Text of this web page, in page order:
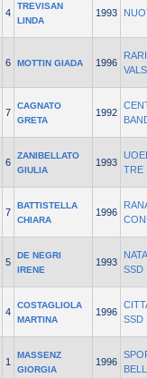
4
TREVISAN
LINDA
1993
6 MOTTIN GIADA 1996
7
CAGNATO
GRETA
1992
6
ZANIBELLATO
GIULIA
1993
TRE
7
BATTISTELLA
CHIARA
1996
5
DE NEGRI
IRENE
1993
SSD
4
COSTAGLIOLA
MARTINA
1996
SSD
1
MASSENZ
GIORGIA
1996